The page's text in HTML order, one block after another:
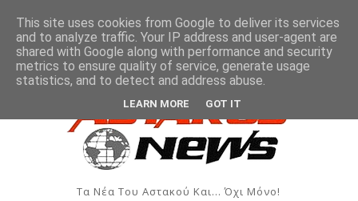
του Συλλόγου Γυναικών Αστακού ΠΟΛΙΤΙΣΜΌΣ
Τα Νέα Του Αστακού Και... Όχι Μόνο!
This site uses cookies from Google to deliver its services
and to analyze traffic. Your IP address and user-agent are
shared with Google along with performance and security
metrics to ensure quality of service, generate usage
statistics, and to detect and address abuse.
LEARN MORE GOT IT